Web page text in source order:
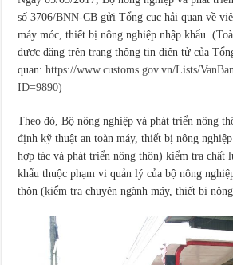
số 3706/BNN-CB gửi Tổng cục hải quan về
máy móc, thiết bị nông nghiệp nhập khẩu.
được đăng trên trang thông tin điện tử của
quan:https://www.customs.gov.vn/Lists/
ID=9890)
Theo đó, Bộ nông nghiệp và phát triển nông
định kỹ thuật an toàn máy, thiết bị nông
hợp tác và phát triển nông thôn) kiểm tra chất
khẩu thuộc phạm vi quản lý của bộ nông
thôn (kiểm tra chuyên ngành máy, thiết bị